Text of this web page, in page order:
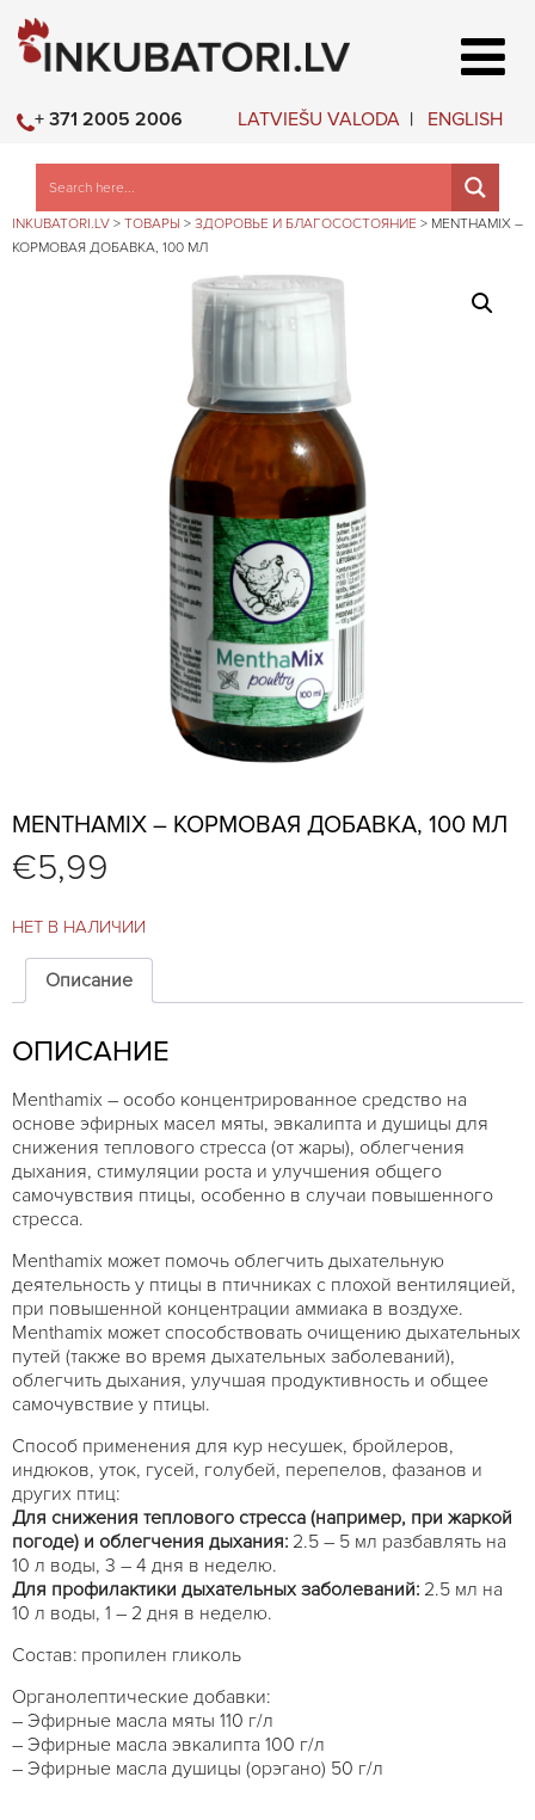
LATVIEŠU VALODA ENGLISH
+ 371 2005 2006
INKUBATORI.LV > ТОВАРЫ > ЗДОРОВЬЕ И БЛАГОСОСТОЯНИЕ > MENTHAMIX –
КОРМОВАЯ ДОБАВКА, 100 МЛ
MENTHAMIX – КОРМОВАЯ ДОБАВКА, 100 МЛ
€5,99
НЕТ В НАЛИЧИИ
Описание
ОПИСАНИЕ
Menthamix – особо концентрированное средство на
основе эфирных масел мяты, эвкалипта и душицы для
снижения теплового стресса (от жары), облегчения
дыхания, стимуляции роста и улучшения общего
самочувствия птицы, особенно в случаи повышенного
стресса.
Menthamix может помочь облегчить дыхательную
деятельность у птицы в птичниках с плохой вентиляцией,
при повышенной концентрации аммиака в воздухе.
Menthamix может способствовать очищению дыхательных
путей (также во время дыхательных заболеваний),
облегчить дыхания, улучшая продуктивность и общее
самочувствие у птицы.
Способ применения для кур несушек, бройлеров,
индюков, уток, гусей, голубей, перепелов, фазанов и
других птиц:
Для снижения теплового стресса (например, при жаркой
погоде) и облегчения дыхания: 2.5 – 5 мл разбавлять на
10 л воды, 3 – 4 дня в неделю.
Для профилактики дыхательных заболеваний: 2.5 мл на
10 л воды, 1 – 2 дня в неделю.
Состав: пропилен гликоль
Органолептические добавки:
– Эфирные масла мяты 110 г/л
– Эфирные масла эвкалипта 100 г/л
– Эфирные масла душицы (орэгано) 50 г/л